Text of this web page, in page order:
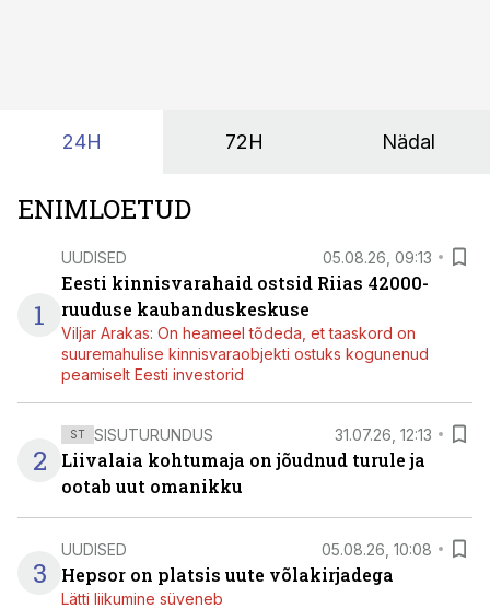
24H 72H Nädal
ENIMLOETUD
1
UUDISED 05.08.26, 09:13
Eesti kinnisvarahaid ostsid Riias 42000-
ruuduse kaubanduskeskuse
Viljar Arakas: On heameel tõdeda, et taaskord on
suuremahulise kinnisvaraobjekti ostuks kogunenud
peamiselt Eesti investorid
2
ST SISUTURUNDUS 31.07.26, 12:13
Liivalaia kohtumaja on jõudnud turule ja
ootab uut omanikku
3
UUDISED 05.08.26, 10:08
Hepsor on platsis uute võlakirjadega
Lätti liikumine süveneb